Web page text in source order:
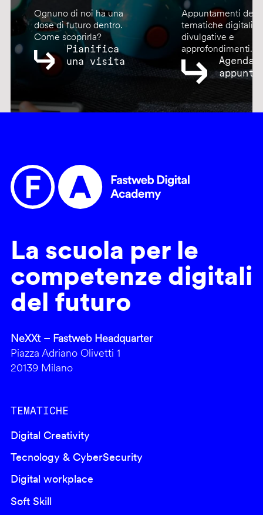
Ognuno di noi ha una
dose di futuro dentro.
Come scoprirla?
Pianifica
una visita
Appuntamenti
tematiche digitali,
divulgative e
approfondimenti.
Agenda
La scuola per le
competenze digitali
del futuro
NeXXt – Fastweb Headquarter
Piazza Adriano Olivetti 1
20139 Milano
TEMATICHE
Digital Creativity
Tecnology & CyberSecurity
Digital workplace
Soft Skill